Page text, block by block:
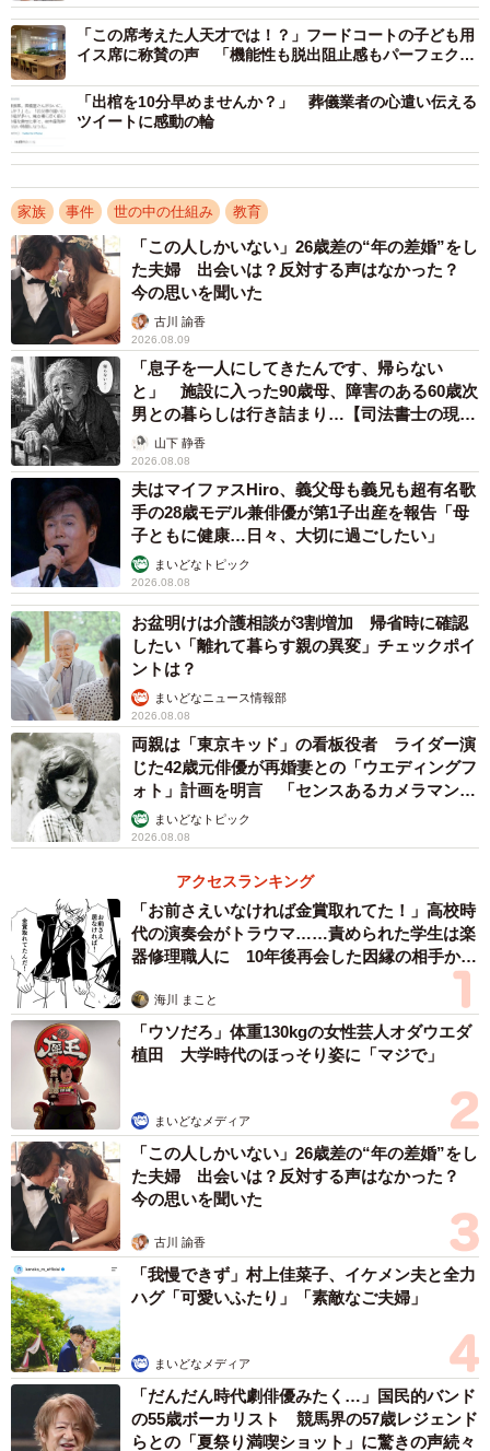
らって、トイレに子どもがいないことを告げます。「俺ず
っとお前のこと見てたんだけどよ、一時間もお前ここで何
してんの？子供なんて待ってないよな？ん？」と畳みか
け、動揺し立ち去ろうとする男に「おめえの顔、覚えたか
らな」とダメ押しの一言を発しました。
取り押さえるには至りませんでしたが、店舗の防犯カメラ
の顔画像や別の私服警備がチェックした男の車のナンバー
をもとに、男の来店時には従業員や警備員が張り付きまし
た。そうした“空気”を察したのか、男はその後姿を見せなく
なったそうです。
3/3
不審な人物に畳みかける元刑事（Twitterから）
投稿者に聞いた
cuiさんが勤めた店舗では、この事例のように疑わしい人物
に警告することは月に1度はあったそうです。話を聞きまし
た。
「お客さまからのお声かけは、子どもが狙われた事件が報
じられると増えますが、平時は少ないです。従業員や警備
の巡回は同一人物が同じルートをずっと周るのではなく交
代で行い、不審点（子供をつけている、盗撮疑惑など）を
察知できるのですが、今回の件のような物色行為は判断し
づらいのが現状です。『30分以上ベンチで子供を目で追っ
てる』といった長時間居座りの疑わしい行為はお客さまか
ら教えていただけると、対象をマークして子どもを守る助
けになります」
ー商業施設でリスクが大きい場所はありますか
「フードコートや書店などの近くのトイレが危険です。お
客さまが多いためか、近くのトイレなら大丈夫だろうと油
断しがちですが、不審者からすれば他のお客さまに紛れや
すく、一瞬の隙を狙うのだと思います。フードコートや書
店そのものが危ないのではなく、そういった人けが多い場
所から急に人がまばらになり連れ込みやすい場所が危ない
「この席考えた人天才では！？」フードコートの子ども用
イス席に称賛の声 「機能性も脱出阻止感もパーフェク
「出棺を10分早めませんか？」 葬儀業者の心遣い伝える
ツイートに感動の輪
家族 事件 世の中の仕組み 教育
「この人しかいない」26歳差の“年の差婚”をし
た夫婦 出会いは？反対する声はなかった？
今の思いを聞いた
古川 諭香
2026.08.09
「息子を一人にしてきたんです、帰らない
と」 施設に入った90歳母、障害のある60歳次
男との暮らしは行き詰まり…【司法書士の現場
から】山下 静香
2026.08.08
夫はマイファスHiro、義父母も義兄も超有名歌
手の28歳モデル兼俳優が第1子出産を報告「母
子ともに健康…日々、大切に過ごしたい」
まいどなトピック
2026.08.08
お盆明けは介護相談が3割増加 帰省時に確認
したい「離れて暮らす親の異変」チェックポイ
ントは？
まいどなニュース情報部
2026.08.08
両親は「東京キッド」の看板役者 ライダー演
じた42歳元俳優が再婚妻との「ウエディングフ
ォト」計画を明言 「センスあるカメラマン求
む」まいどなトピック
2026.08.08
アクセスランキング
「お前さえいなければ金賞取れてた！」高校時
代の演奏会がトラウマ……責められた学生は楽
器修理職人に 10年後再会した因縁の相手から
海川 まこと
「ウソだろ」体重130kgの女性芸人オダウエダ
植田 大学時代のほっそり姿に「マジで」
まいどなメディア
「この人しかいない」26歳差の“年の差婚”をし
た夫婦 出会いは？反対する声はなかった？
今の思いを聞いた
古川 諭香
「我慢できず」村上佳菜子、イケメン夫と全力
ハグ「可愛いふたり」「素敵なご夫婦」
まいどなメディア
「だんだん時代劇俳優みたく…」国民的バンド
の55歳ボーカリスト 競馬界の57歳レジェンド
らとの「夏祭り満喫ショット」に驚きの声続々